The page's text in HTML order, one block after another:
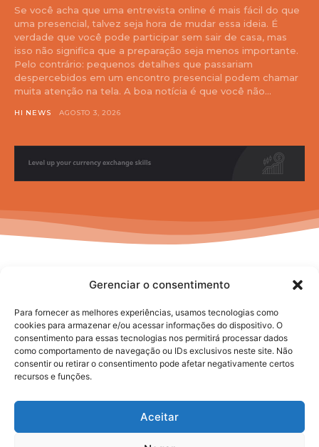
Gerenciar o consentimento
Para fornecer as melhores experiências, usamos tecnologias como
cookies para armazenar e/ou acessar informações do dispositivo. O
consentimento para essas tecnologias nos permitirá processar dados
como comportamento de navegação ou IDs exclusivos neste site. Não
consentir ou retirar o consentimento pode afetar negativamente certos
recursos e funções.
Aceitar
Se você acha que uma entrevista online é mais fácil do que
uma presencial, talvez seja hora de mudar essa ideia. É
verdade que você pode participar sem sair de casa, mas
isso não significa que a preparação seja menos importante.
Pelo contrário: pequenos detalhes que passariam
despercebidos em um encontro presencial podem chamar
muita atenção na tela. A boa notícia é que você não...
HI NEWS AGOSTO 3, 2026
No posts to display